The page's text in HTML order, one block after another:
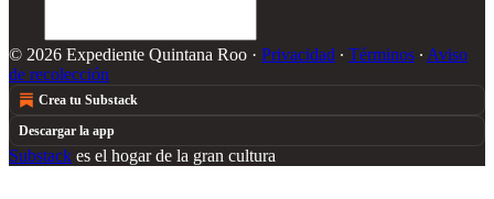
© 2026 Expediente Quintana Roo · Privacidad ∙ Términos ∙ Aviso
de recolección
Crea tu Substack
Descargar la app
Substack es el hogar de la gran cultura